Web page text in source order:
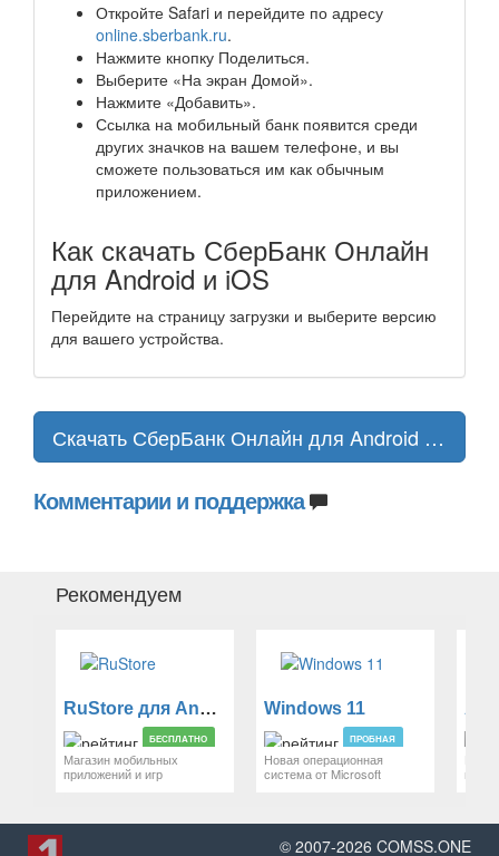
Откройте Safari и перейдите по адресу
online.sberbank.ru.
Нажмите кнопку Поделиться.
Выберите «На экран Домой».
Нажмите «Добавить».
Ссылка на мобильный банк появится среди
других значков на вашем телефоне, и вы
сможете пользоваться им как обычным
приложением.
Как скачать СберБанк Онлайн
для Android и iOS
Перейдите на страницу загрузки и выберите версию
для вашего устройства.
Скачать СберБанк Онлайн для Android и iOS
Комментарии и поддержка
Рекомендуем
RuStore для Android
БЕСПЛАТНО
Магазин мобильных
приложений и игр
Windows 11
ПРОБНАЯ
Новая операционная
система от Microsoft
© 2007-2026 COMSS.ONE